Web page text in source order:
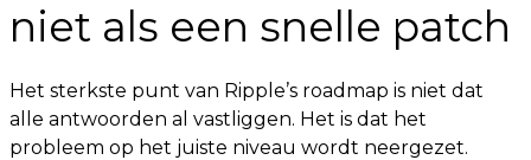
niet als een snelle patch
Het sterkste punt van Ripple’s roadmap is niet dat
alle antwoorden al vastliggen. Het is dat het
probleem op het juiste niveau wordt neergezet.